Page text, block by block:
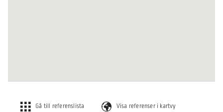
Gå till referenslista Visa referenser i kartvy